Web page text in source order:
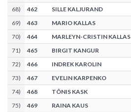
68) 462
SILLE KALJURAND
69) 463
MARIO KALLAS
70) 464
MARLEYN-CRISTIN KALLAS
71) 465
BIRGIT KANGUR
72) 466
INDREK KAROLIN
73) 467
EVELIN KARPENKO
74) 468
TÕNIS KASK
75) 469
RAINA KAUS